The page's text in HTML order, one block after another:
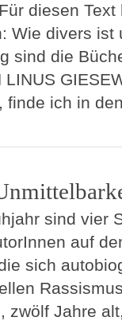
diesen
Wie divers ist
sind die
finde ich in
sind vier
auf
sich
zwölf Jahre